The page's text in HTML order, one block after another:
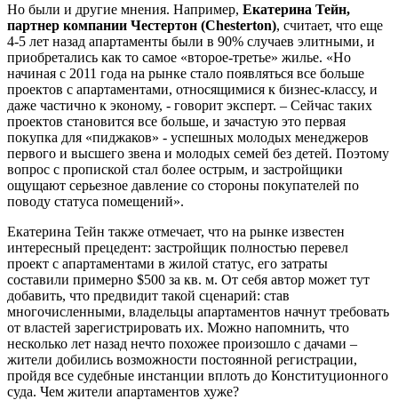
Но были и другие мнения. Например, Екатерина Тейн,
партнер компании Честертон (Chesterton), считает, что еще
4-5 лет назад апартаменты были в 90% случаев элитными, и
приобретались как то самое «второе-третье» жилье. «Но
начиная с 2011 года на рынке стало появляться все больше
проектов с апартаментами, относящимися к бизнес-классу, и
даже частично к эконому, - говорит эксперт. – Сейчас таких
проектов становится все больше, и зачастую это первая
покупка для «пиджаков» - успешных молодых менеджеров
первого и высшего звена и молодых семей без детей. Поэтому
вопрос с пропиской стал более острым, и застройщики
ощущают серьезное давление со стороны покупателей по
поводу статуса помещений».
Екатерина Тейн также отмечает, что на рынке известен
интересный прецедент: застройщик полностью перевел
проект с апартаментами в жилой статус, его затраты
составили примерно $500 за кв. м. От себя автор может тут
добавить, что предвидит такой сценарий: став
многочисленными, владельцы апартаментов начнут требовать
от властей зарегистрировать их. Можно напомнить, что
несколько лет назад нечто похожее произошло с дачами –
жители добились возможности постоянной регистрации,
пройдя все судебные инстанции вплоть до Конституционного
суда. Чем жители апартаментов хуже?